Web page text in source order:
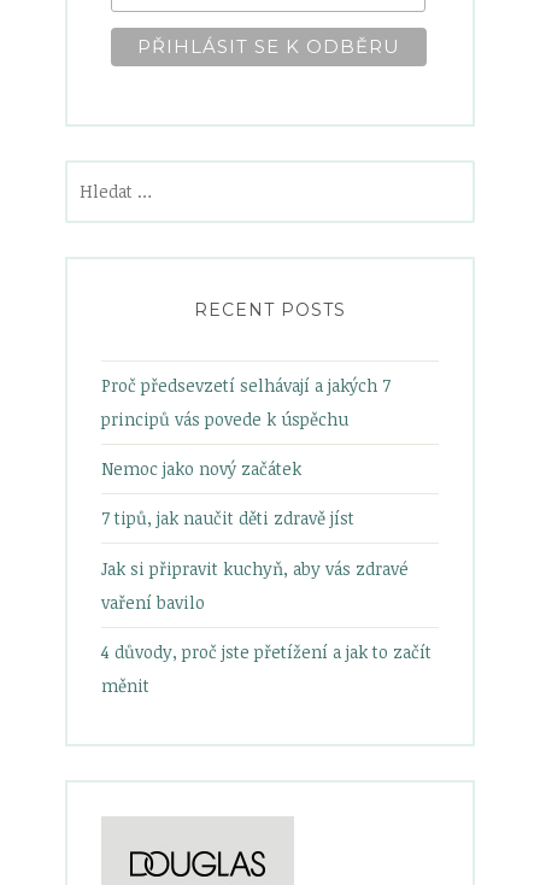
RECENT POSTS
Proč předsevzetí selhávají a jakých 7
principů vás povede k úspěchu
Nemoc jako nový začátek
7 tipů, jak naučit děti zdravě jíst
Jak si připravit kuchyň, aby vás zdravé
vaření bavilo
4 důvody, proč jste přetížení a jak to začít
měnit